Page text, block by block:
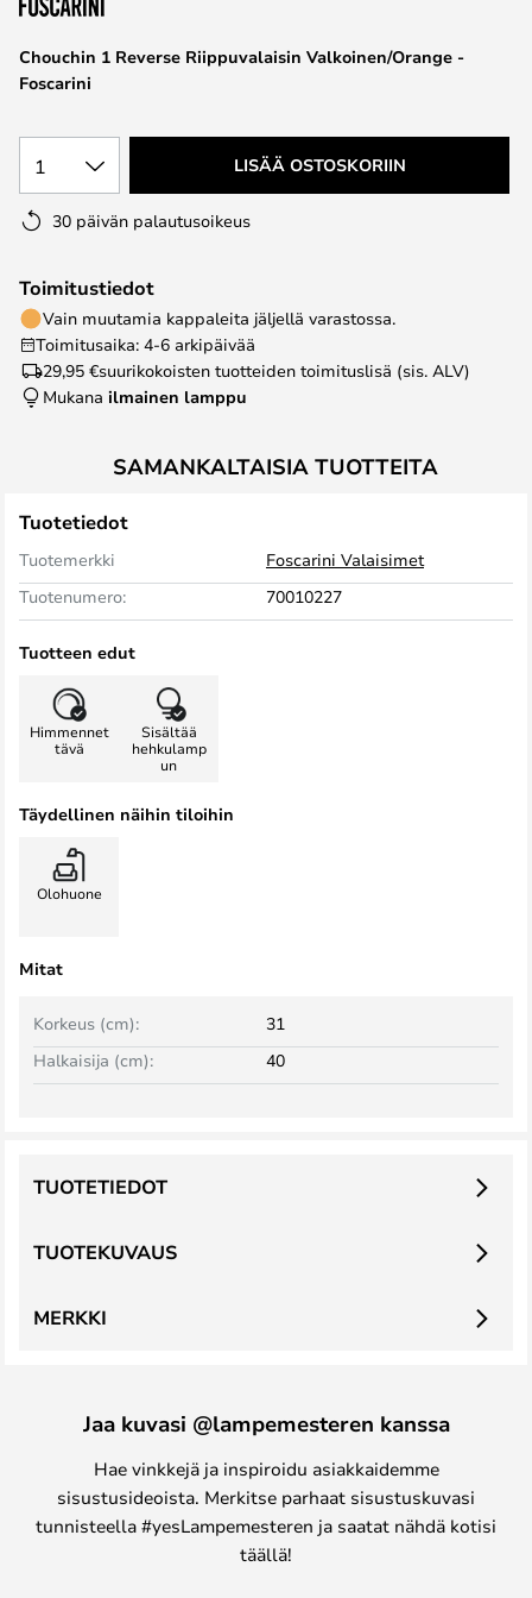
the
images
gallery
Chouchin 1 Reverse Riippuvalaisin Valkoinen/Orange -
Foscarini
1 LISÄÄ OSTOSKORIIN
30 päivän palautusoikeus
Toimitustiedot
Vain muutamia kappaleita jäljellä varastossa.
Toimitusaika: 4-6 arkipäivää
29,95 €suurikokoisten tuotteiden toimituslisä (sis. ALV)
Mukana ilmainen lamppu
SAMANKALTAISIA TUOTTEITA
Tuotetiedot
Tuotemerkki
Foscarini Valaisimet
Tuotenumero:
70010227
Tuotteen edut
Himmennet
tävä
Sisältää
hehkulamp
un
Täydellinen näihin tiloihin
Olohuone
Mitat
Korkeus (cm):
31
Halkaisija (cm):
40
TUOTEKUVAUS
TUOTETIEDOT
MERKKI
Jaa kuvasi @lampemesteren kanssa
Hae vinkkejä ja inspiroidu asiakkaidemme
sisustusideoista. Merkitse parhaat sisustuskuvasi
tunnisteella #yesLampemesteren ja saatat nähdä kotisi
täällä!